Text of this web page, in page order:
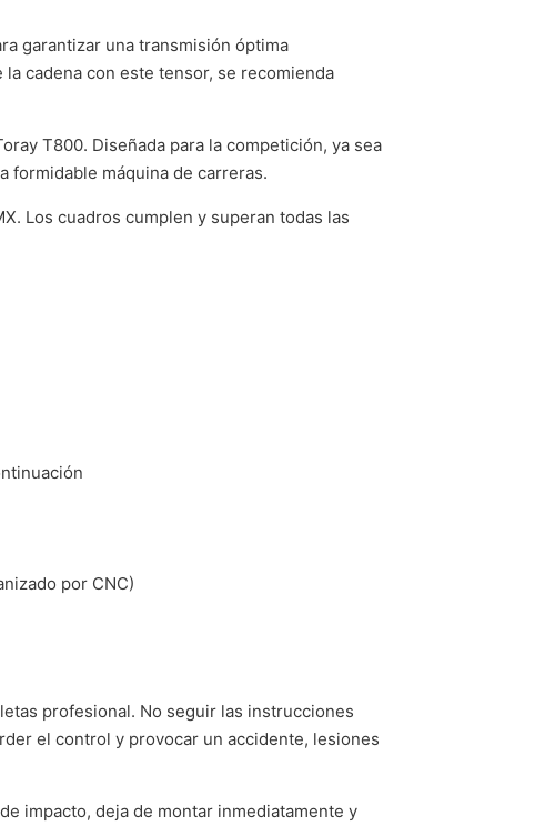
garantizar una transmisión óptima
cadena con este tensor, se recomienda
T800. Diseñada para la competición, ya sea
formidable máquina de carreras.
Los cuadros cumplen y superan todas las
por CNC)
profesional. No seguir las instrucciones
el control y provocar un accidente, lesiones
impacto, deja de montar inmediatamente y